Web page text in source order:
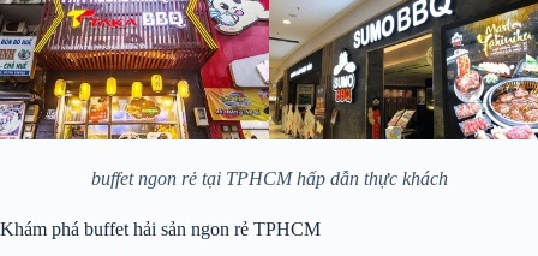
buffet ngon rẻ tại TPHCM hấp dẫn thực khách
Khám phá buffet hải sản ngon rẻ TPHCM